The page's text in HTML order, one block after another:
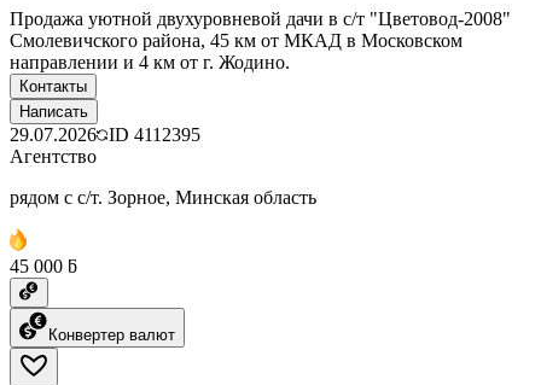
Продажа уютной двухуровневой дачи в с/т "Цветовод-2008"
Смолевичского района, 45 км от МКАД в Московском
направлении и 4 км от г. Жодино.
Контакты
Написать
29.07.2026 ID 4112395
Агентство
рядом с с/т. Зорное, Минская область
45 000 ƃ
Конвертер валют